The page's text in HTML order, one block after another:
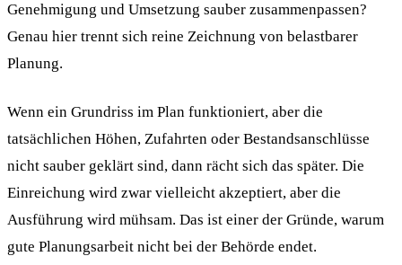
Genehmigung und Umsetzung sauber zusammenpassen?
Genau hier trennt sich reine Zeichnung von belastbarer
Planung.
Wenn ein Grundriss im Plan funktioniert, aber die
tatsächlichen Höhen, Zufahrten oder Bestandsanschlüsse
nicht sauber geklärt sind, dann rächt sich das später. Die
Einreichung wird zwar vielleicht akzeptiert, aber die
Ausführung wird mühsam. Das ist einer der Gründe, warum
gute Planungsarbeit nicht bei der Behörde endet.